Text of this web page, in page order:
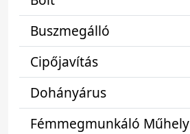
Buszmegálló
Cipőjavítás
Dohányárus
Fémmegmunkáló Műhely